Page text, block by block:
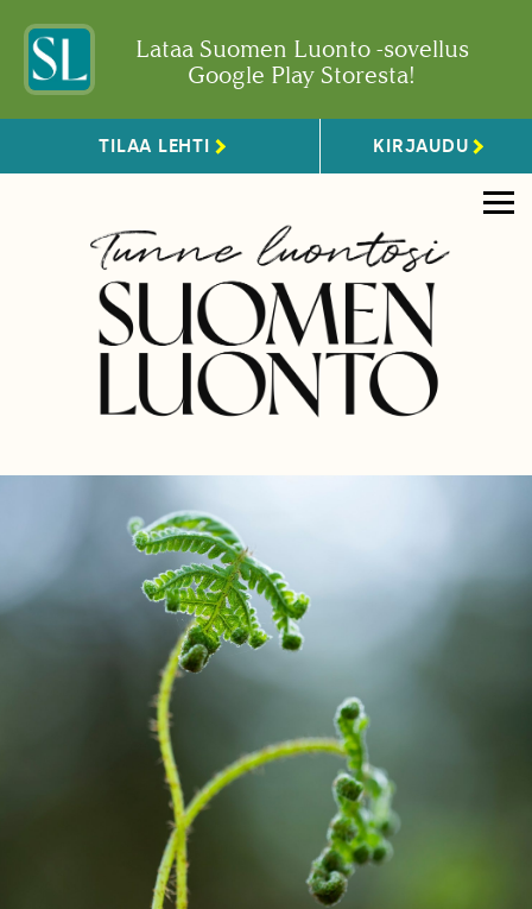
Lataa Suomen Luonto -sovellus
Google Play Storesta!
TILAA LEHTI KIRJAUDU